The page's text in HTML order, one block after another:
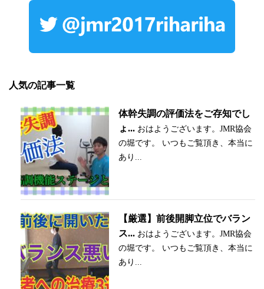
人気の記事一覧
体幹失調の評価法をご存知でし
ょ... おはようございます。JMR協会
の堀です。 いつもご覧頂き、本当に
あり...
【厳選】前後開脚立位でバラン
ス... おはようございます。JMR協会
の堀です。 いつもご覧頂き、本当に
あり...